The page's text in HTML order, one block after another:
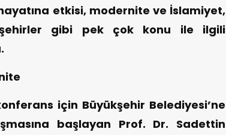
etkisi, modernite ve İslamiyet,
gibi pek çok konu ile ilgili
için Büyükşehir Belediyesi’ne
başlayan Prof. Dr. Sadettin